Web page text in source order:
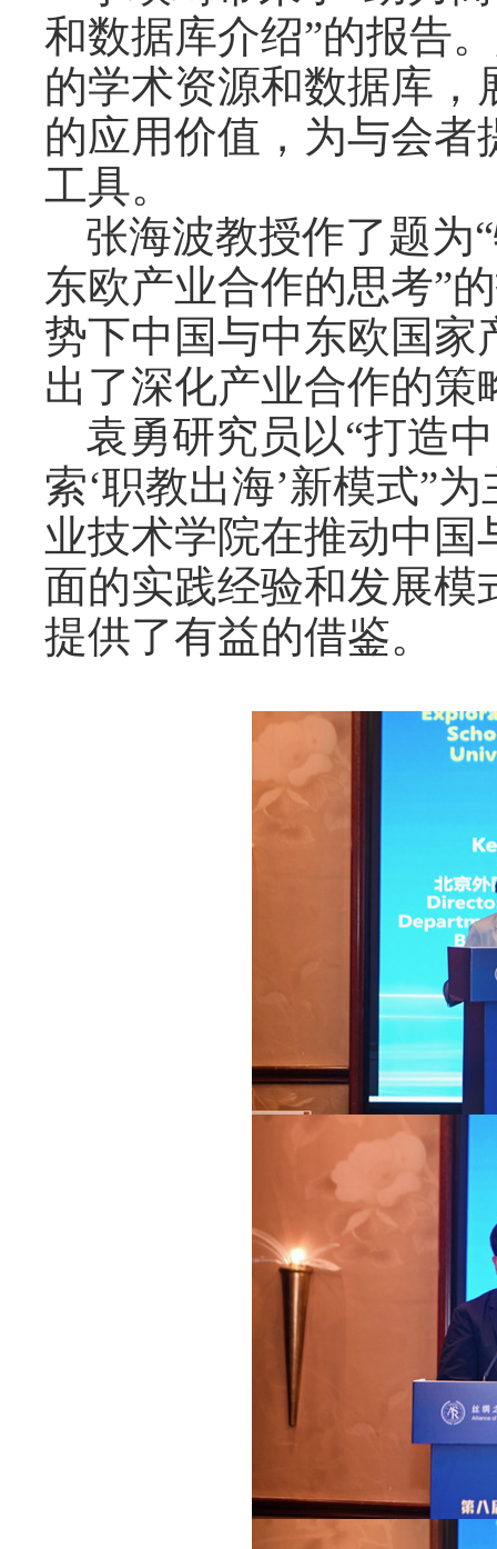
和数据库介绍”的报告
的学术资源和数据库
的应用价值，为与会
工具。
张海波教授作了题为
东欧产业合作的思考”
势下中国与中东欧国家
出了深化产业合作的策
袁勇研究员以“打造
索‘职教出海’新模式”
业技术学院在推动中
面的实践经验和发展模
提供了有益的借鉴。